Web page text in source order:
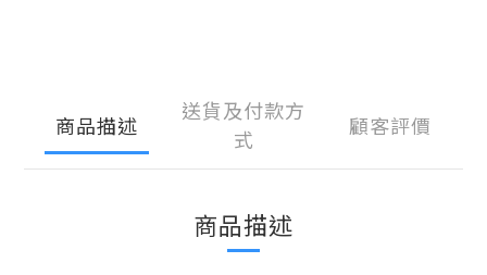
商品描述
送貨及付款方
式
顧客評價
商品描述